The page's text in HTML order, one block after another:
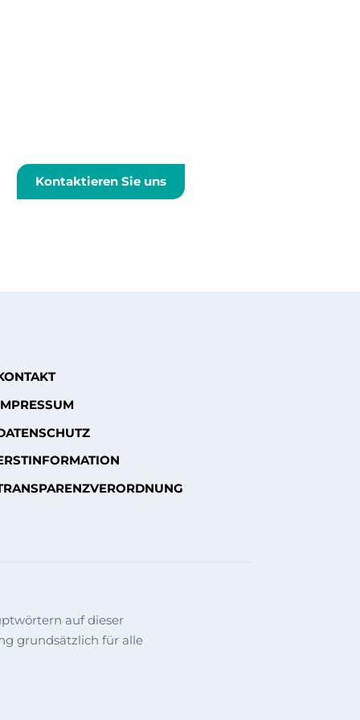
Kontaktieren Sie uns
auf dieser
grundsätzlich für alle